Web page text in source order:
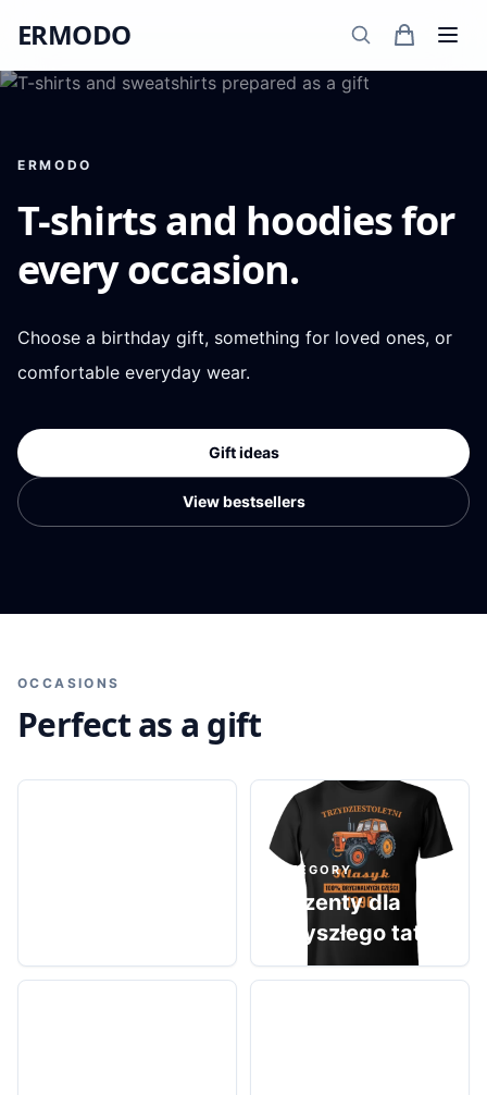
ERMODO
ERMODO
T-shirts and hoodies for
every occasion.
Choose a birthday gift, something for loved ones, or
comfortable everyday wear.
Gift ideas
View bestsellers
OCCASIONS
Perfect as a gift
CATEGORY
Prezenty dla
przyszłego taty